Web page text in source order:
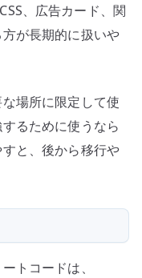
、広告カード、関
が長期的に扱いや
場所に限定して使
るために使うなら
と、後から移行や
トコードは、